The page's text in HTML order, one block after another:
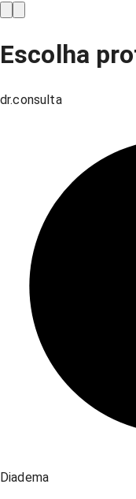
Escolha
dr.consulta
Diadema